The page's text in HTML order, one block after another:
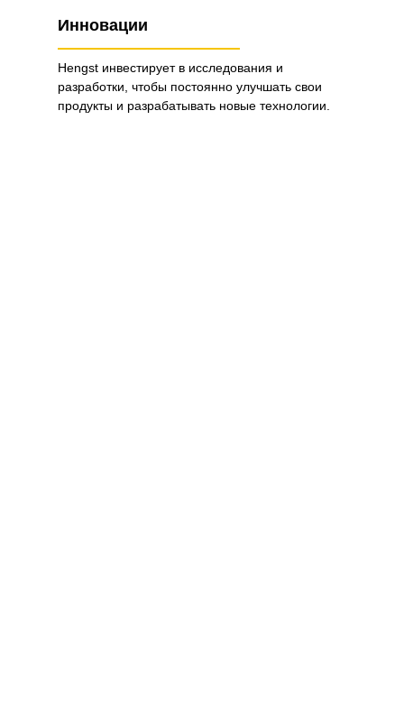
Инновации
Hengst инвестирует в исследования и
разработки, чтобы постоянно улучшать свои
продукты и разрабатывать новые технологии.